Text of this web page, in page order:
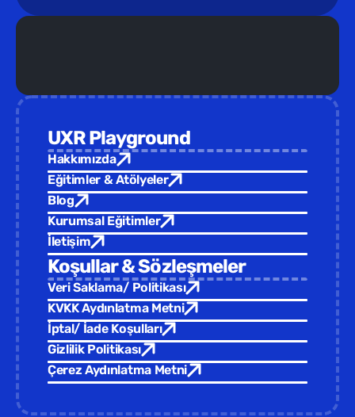
UXR Playground
Hakkımızda
Eğitimler & Atölyeler
Blog
Kurumsal Eğitimler
İletişim
Koşullar & Sözleşmeler
Veri Saklama/ Politikası
KVKK Aydınlatma Metni
İptal/ İade Koşulları
Gizlilik Politikası
Çerez Aydınlatma Metni